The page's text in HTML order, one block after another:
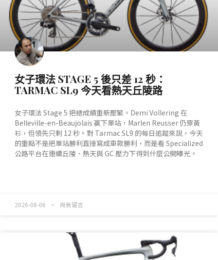
女子環法 STAGE 5 後只差 12 秒：
TARMAC SL9 今天看熱天丘陵路
女子環法 Stage 5 把總成績重新壓緊。Demi Vollering 在
Belleville-en-Beaujolais 贏下單站，Marlen Reusser 仍穿黃
衫，但領先只剩 12 秒。對 Tarmac SL9 的每日追蹤來說，今天
的重點不是把單站勝利直接寫成車款勝利，而是看 Specialized
公路平台在連續丘陵、熱天與 GC 壓力下得到什麼公開曝光。
2026-08-06 尚無留言